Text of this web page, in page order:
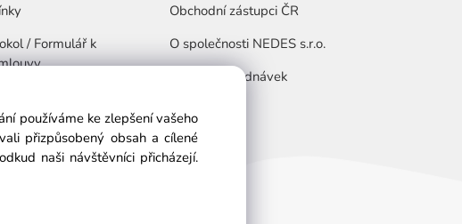
/ Formulář k
Obchodní zástupci ČR
O společnosti NEDES s.r.o.
Přehled objednávek
používáme ke zlepšení vašeho
přizpůsobený obsah a cílené
naši návštěvníci přicházejí.